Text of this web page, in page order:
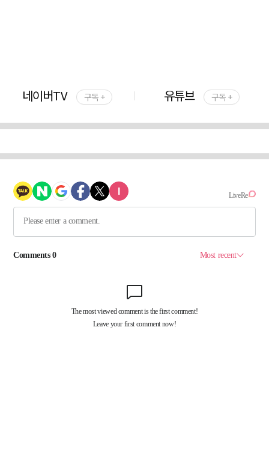
네이버TV 구독 + 유튜브 구독 +